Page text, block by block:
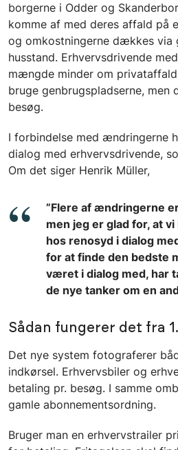
borgerne i Odder og
komme af med deres affald på
og omkostningerne dækkes via
husstand. Erhvervsdrivende
mængde minder om
bruge genbrugspladserne, men
besøg.
I forbindelse med ændringerne
dialog med erhvervsdrivende,
Om det siger Henrik Müller,
”Flere af ændringerne
men jeg er glad for, at
hos renosyd i dialog
for at finde den bedste
været i dialog med, har
de nye tanker om en
Sådan fungerer det fra
Det nye system fotograferer
indkørsel. Erhvervsbiler og
betaling pr. besøg. I samme
gamle abonnementsordning.
Bruger man en erhvervstrailer